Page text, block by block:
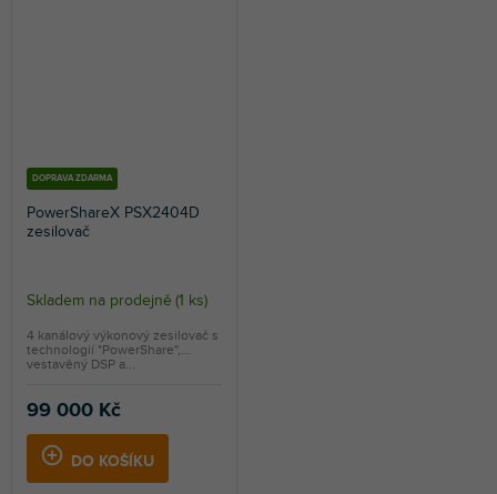
DOPRAVA ZDARMA
PowerShareX PSX2404D
zesilovač
Skladem na prodejně (1 ks)
99 000 Kč
DO KOŠÍKU
4 kanálový výkonový zesilovač s
technologií "PowerShare",
vestavěný DSP a...